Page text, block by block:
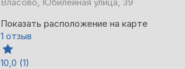
Показать расположение на карте
1 отзыв
10,0 (1)